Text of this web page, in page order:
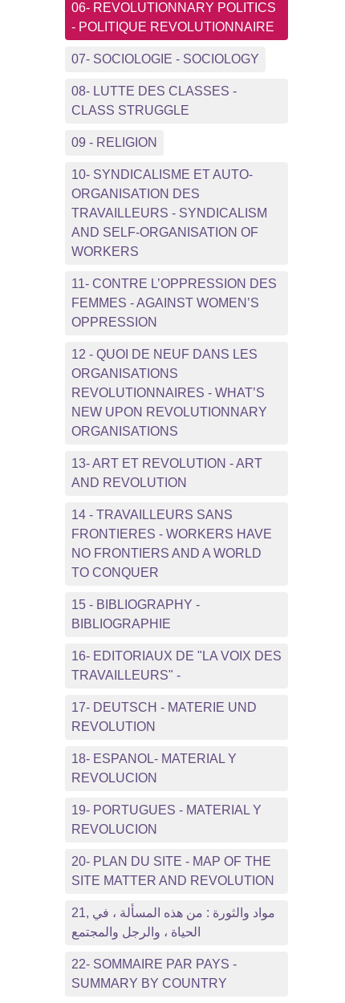
06- REVOLUTIONNARY POLITICS
- POLITIQUE REVOLUTIONNAIRE
07- SOCIOLOGIE - SOCIOLOGY
08- LUTTE DES CLASSES -
CLASS STRUGGLE
09 - RELIGION
10- SYNDICALISME ET AUTO-
ORGANISATION DES
TRAVAILLEURS - SYNDICALISM
AND SELF-ORGANISATION OF
WORKERS
11- CONTRE L’OPPRESSION DES
FEMMES - AGAINST WOMEN’S
OPPRESSION
12 - QUOI DE NEUF DANS LES
ORGANISATIONS
REVOLUTIONNAIRES - WHAT’S
NEW UPON REVOLUTIONNARY
ORGANISATIONS
13- ART ET REVOLUTION - ART
AND REVOLUTION
14 - TRAVAILLEURS SANS
FRONTIERES - WORKERS HAVE
NO FRONTIERS AND A WORLD
TO CONQUER
15 - BIBLIOGRAPHY -
BIBLIOGRAPHIE
16- EDITORIAUX DE "LA VOIX DES
TRAVAILLEURS" -
17- DEUTSCH - MATERIE UND
REVOLUTION
18- ESPANOL- MATERIAL Y
REVOLUCION
19- PORTUGUES - MATERIAL Y
REVOLUCION
20- PLAN DU SITE - MAP OF THE
SITE MATTER AND REVOLUTION
21, مواد والثورة : من هذه المسألة ، في
الحياة ، والرجل والمجتمع
22- SOMMAIRE PAR PAYS -
SUMMARY BY COUNTRY